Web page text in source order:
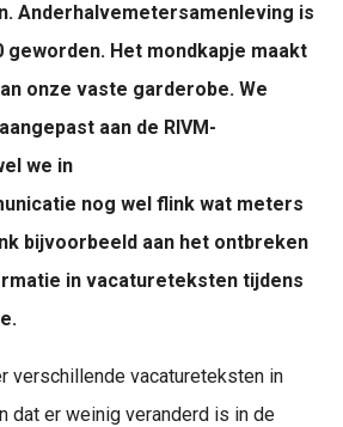
Anderhalvemetersamenleving is
geworden. Het mondkapje maakt
onze vaste garderobe. We
aan de RIVM-
we in
nog wel flink wat meters
bijvoorbeeld aan het ontbreken
in vacatureteksten tijdens
verschillende vacatureteksten in
dat er weinig veranderd is in de